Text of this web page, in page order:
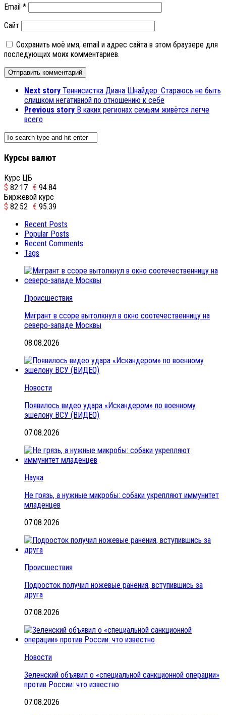
Email *
Сайт
Сохранить моё имя, email и адрес сайта в этом браузере для
последующих моих комментариев.
Next story Теннисистка Диана Шнайдер: Стараюсь не быть
слишком негативной по отношению к себе
Previous story В каких регионах семьям живётся легче
всего
Курсы валют
Курс ЦБ
$ 82.17 € 94.84
Биржевой курс
$ 82.52 € 95.39
Recent Posts
Popular Posts
Recent Comments
Tags
Происшествия
Мигрант в ссоре вытолкнул в окно соотечественницу на
северо-западе Москвы
08.08.2026
Новости
Появилось видео удара «Искандером» по военному
эшелону ВСУ (ВИДЕО)
07.08.2026
Наука
Не грязь, а нужные микробы: собаки укрепляют иммунитет
младенцев
07.08.2026
Происшествия
Подросток получил ножевые ранения, вступившись за
друга
07.08.2026
Новости
Зеленский объявил о «специальной санкционной операции»
против России: что известно
07.08.2026